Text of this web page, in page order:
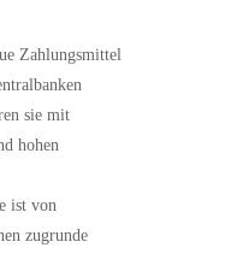
Zahlungsmittel
sie mit
hohen
ist von
zugrunde